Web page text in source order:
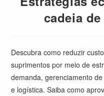
cadeia
Descubra como reduzir
suprimentos por meio de
demanda, gerenciamento
e logística. Saiba como